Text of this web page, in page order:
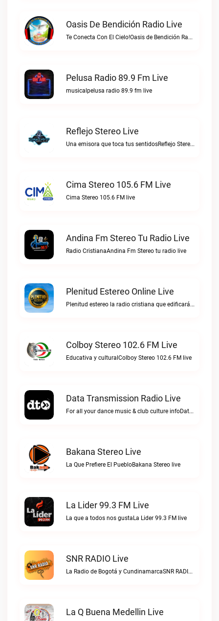
Oasis De Bendición Radio Live
Te Conecta Con El Cielo!Oasis de Bendición Radio live
Pelusa Radio 89.9 Fm Live
musicalpelusa radio 89.9 fm live
Reflejo Stereo Live
Una emisora que toca tus sentidosReflejo Stereo live
Cima Stereo 105.6 FM Live
Cima Stereo 105.6 FM live
Andina Fm Stereo Tu Radio Live
Radio CristianaAndina Fm Stereo tu radio live
Plenitud Estereo Online Live
Plenitud estereo la radio cristiana que edificará tu vida.Plenitud Estereo Online live
Colboy Stereo 102.6 FM Live
Educativa y culturalColboy Stereo 102.6 FM live
Data Transmission Radio Live
For all your dance music & club culture infoData Transmission Radio live
Bakana Stereo Live
La Que Prefiere El PuebloBakana Stereo live
La Lider 99.3 FM Live
La que a todos nos gustaLa Lider 99.3 FM live
SNR RADIO Live
La Radio de Bogotá y CundinamarcaSNR RADIO live
La Q Buena Medellin Live